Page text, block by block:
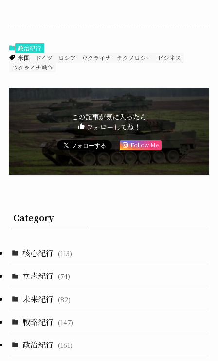
政治紀行
米国
ドイツ ロシア ウクライナ テクノロジー
ビジネス
ウクライナ戦争
この記事が気に入ったら
フォローしてね！
Follow Me
Category
核心紀行 (113)
立志紀行 (74)
未来紀行 (82)
戦略紀行 (147)
政治紀行 (161)